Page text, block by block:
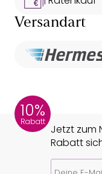
Versandart
10%
Rabatt
Jetzt zum
Rabatt